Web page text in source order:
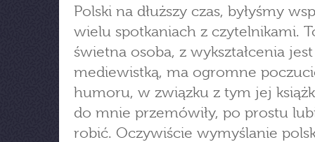
Polski na dłuższy czas, byłyśmy
wielu spotkaniach z czytelnikami.
świetna osoba, z wykształcenia jest
mediewistką, ma ogromne
humoru, w związku z tym jej
do mnie przemówiły, po prostu
robić. Oczywiście wymyślanie